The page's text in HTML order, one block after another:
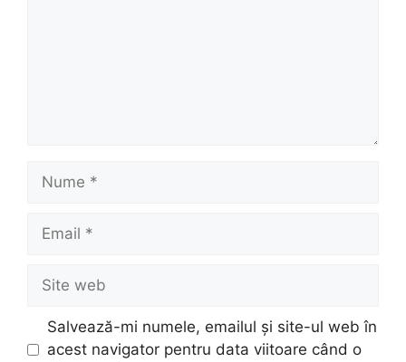
Nume
Email
Site
web
Salvează-mi numele, emailul și site-ul web în
acest navigator pentru data viitoare când o